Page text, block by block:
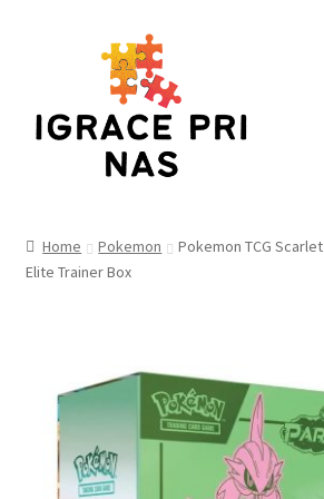
Cart
Funko
Kontakt
Home Pokemon
Pokemon TCG
Elite Trainer Box